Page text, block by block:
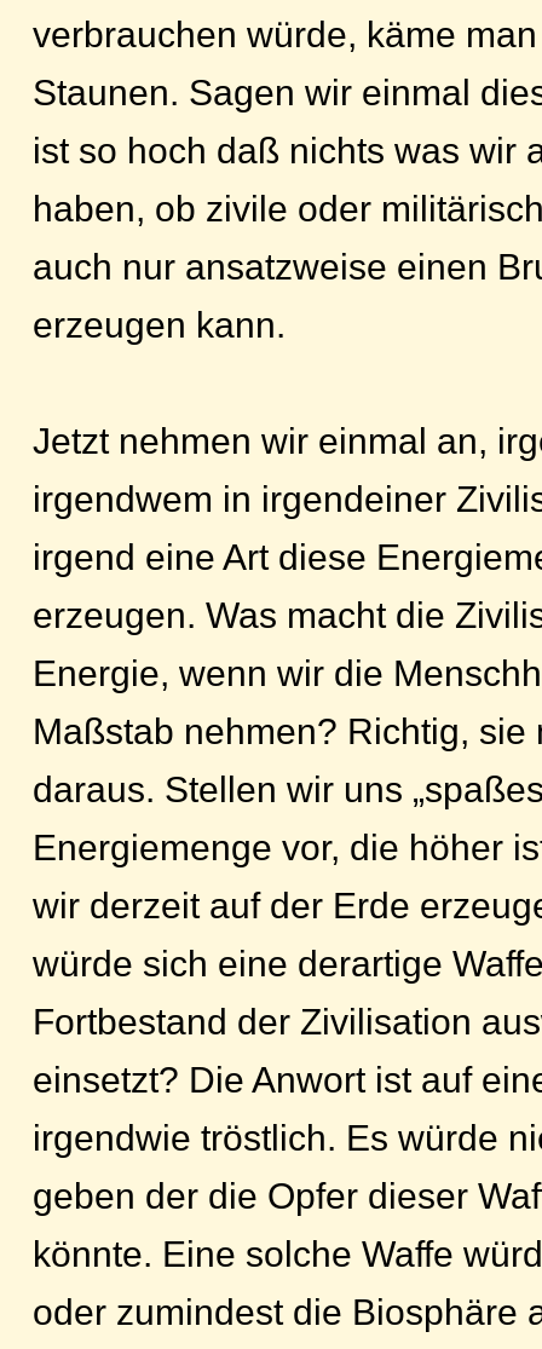
verbrauchen würde, käme
Staunen. Sagen wir einmal
ist so hoch daß nichts was wir
haben, ob zivile oder
auch nur ansatzweise einen
erzeugen kann.
Jetzt nehmen wir einmal an,
irgendwem in irgendeiner
irgend eine Art diese
erzeugen. Was macht die
Energie, wenn wir die
Maßstab nehmen? Richtig, sie
daraus. Stellen wir uns
Energiemenge vor, die höher
wir derzeit auf der Erde
würde sich eine derartige
Fortbestand der Zivilisation
einsetzt? Die Anwort ist auf
irgendwie tröstlich. Es würde
geben der die Opfer dieser
könnte. Eine solche Waffe
oder zumindest die Biosphäre